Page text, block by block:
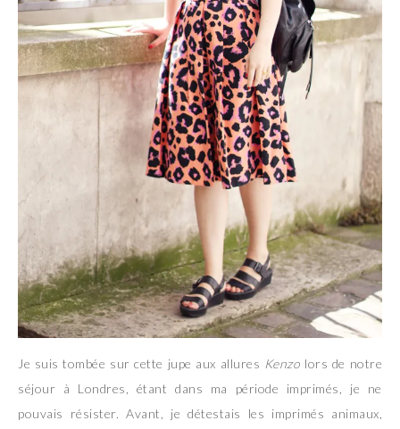
Je suis tombée sur cette jupe aux allures Kenzo lors de notre
séjour à Londres, étant dans ma période imprimés, je ne
pouvais résister. Avant, je détestais les imprimés animaux,